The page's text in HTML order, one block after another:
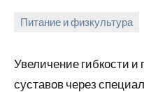
Питание и физкультура
Увеличение гибкости
суставов через